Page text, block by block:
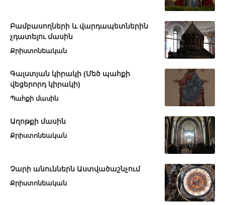
Բամբասողների և վարդապետներին
չդատելու մասին
Քրիստոնեական
Գալստյան կիրակի (Մեծ պահքի
վեցերորդ կիրակի)
Պահքի մասին
Աղոթքի մասին
Քրիստոնեական
Չարի անուններն Աստվածաշնչում
Քրիստոնեական